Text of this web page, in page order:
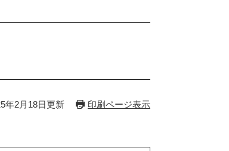
年2月18日更新 印刷ページ表示